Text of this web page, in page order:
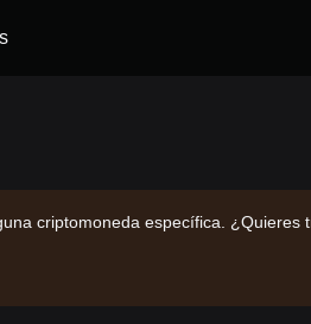
criptomoneda específica. ¿Quieres